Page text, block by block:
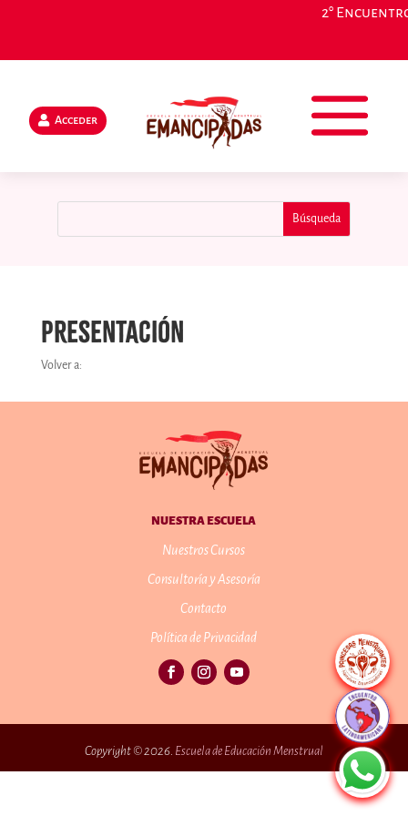
Iberoamericano en Granada, España, 23, 24 y 25
Acceder
PRESENTACIÓN
Volver a:
NUESTRA ESCUELA
Nuestros Cursos
Consultoría y Asesoría
Contacto
Política de Privacidad
Copyright © 2026. Escuela de Educación Menstrual